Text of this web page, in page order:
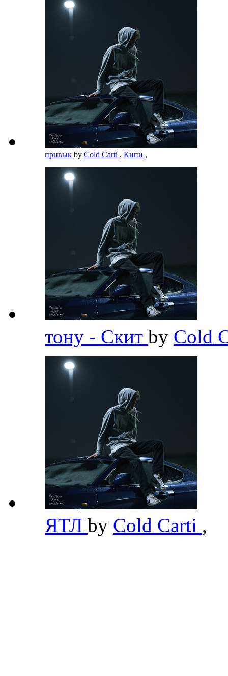
привык by Cold Carti , Кипи ,
тону - Скит by Cold
ЯТЛ by Cold Carti ,